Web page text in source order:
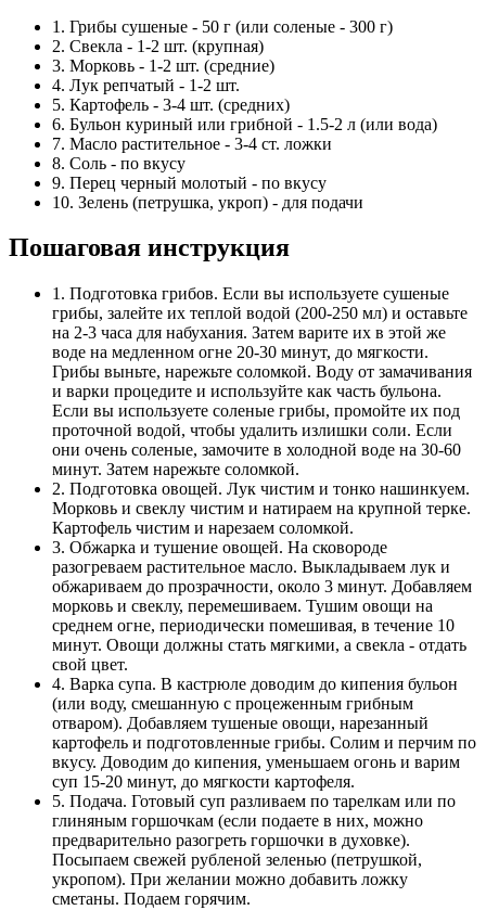
1. Грибы сушеные - 50 г (или соленые - 300 г)
2. Свекла - 1-2 шт. (крупная)
3. Морковь - 1-2 шт. (средние)
4. Лук репчатый - 1-2 шт.
5. Картофель - 3-4 шт. (средних)
6. Бульон куриный или грибной - 1.5-2 л (или вода)
7. Масло растительное - 3-4 ст. ложки
8. Соль - по вкусу
9. Перец черный молотый - по вкусу
10. Зелень (петрушка, укроп) - для подачи
Пошаговая инструкция
1. Подготовка грибов. Если вы используете сушеные
грибы, залейте их теплой водой (200-250 мл) и оставьте
на 2-3 часа для набухания. Затем варите их в этой же
воде на медленном огне 20-30 минут, до мягкости.
Грибы выньте, нарежьте соломкой. Воду от замачивания
и варки процедите и используйте как часть бульона.
Если вы используете соленые грибы, промойте их под
проточной водой, чтобы удалить излишки соли. Если
они очень соленые, замочите в холодной воде на 30-60
минут. Затем нарежьте соломкой.
2. Подготовка овощей. Лук чистим и тонко нашинкуем.
Морковь и свеклу чистим и натираем на крупной терке.
Картофель чистим и нарезаем соломкой.
3. Обжарка и тушение овощей. На сковороде
разогреваем растительное масло. Выкладываем лук и
обжариваем до прозрачности, около 3 минут. Добавляем
морковь и свеклу, перемешиваем. Тушим овощи на
среднем огне, периодически помешивая, в течение 10
минут. Овощи должны стать мягкими, а свекла - отдать
свой цвет.
4. Варка супа. В кастрюле доводим до кипения бульон
(или воду, смешанную с процеженным грибным
отваром). Добавляем тушеные овощи, нарезанный
картофель и подготовленные грибы. Солим и перчим по
вкусу. Доводим до кипения, уменьшаем огонь и варим
суп 15-20 минут, до мягкости картофеля.
5. Подача. Готовый суп разливаем по тарелкам или по
глиняным горшочкам (если подаете в них, можно
предварительно разогреть горшочки в духовке).
Посыпаем свежей рубленой зеленью (петрушкой,
укропом). При желании можно добавить ложку
сметаны. Подаем горячим.